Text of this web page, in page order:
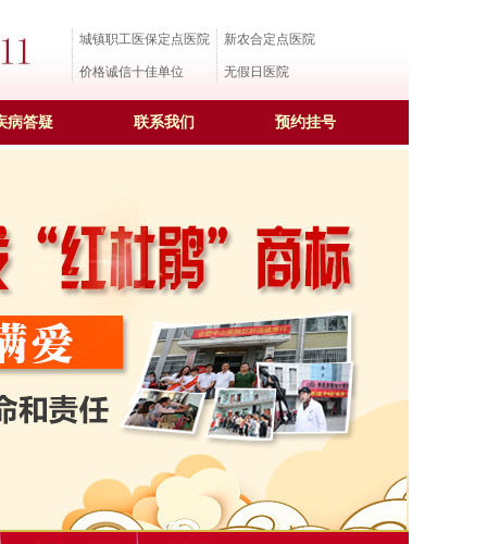
城镇职工医保定点医院
价格诚信十佳单位
新农合定点医院
无假日医院
病答疑 联系我们 预约挂号